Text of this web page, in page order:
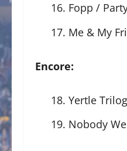
16. Fopp /
17. Me & My
Encore:
18. Yertle
19. Nobody